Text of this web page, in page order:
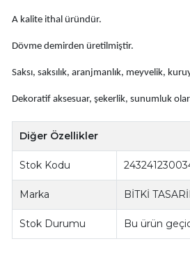
A kalite ithal üründür.
Dövme demirden üretilmiştir.
Saksı, saksılık, aranjmanlık, meyvelik,
Dekoratif aksesuar, şekerlik, sunumluk
Diğer Özellikler
Stok Kodu
Marka BİTKİ
Stok Durumu Bu ürün